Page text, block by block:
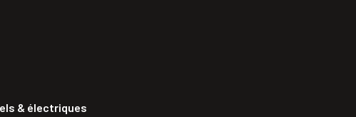
& électriques